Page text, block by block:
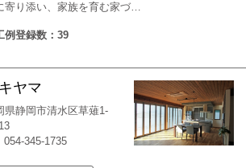
寄り添い、家族を育む家づ…
例登録数：39
ヤマ
県静岡市清水区草薙1-
054-345-1735